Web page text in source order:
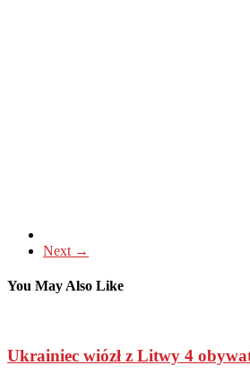
Next →
You May Also Like
Ukrainiec wiózł z Litwy 4